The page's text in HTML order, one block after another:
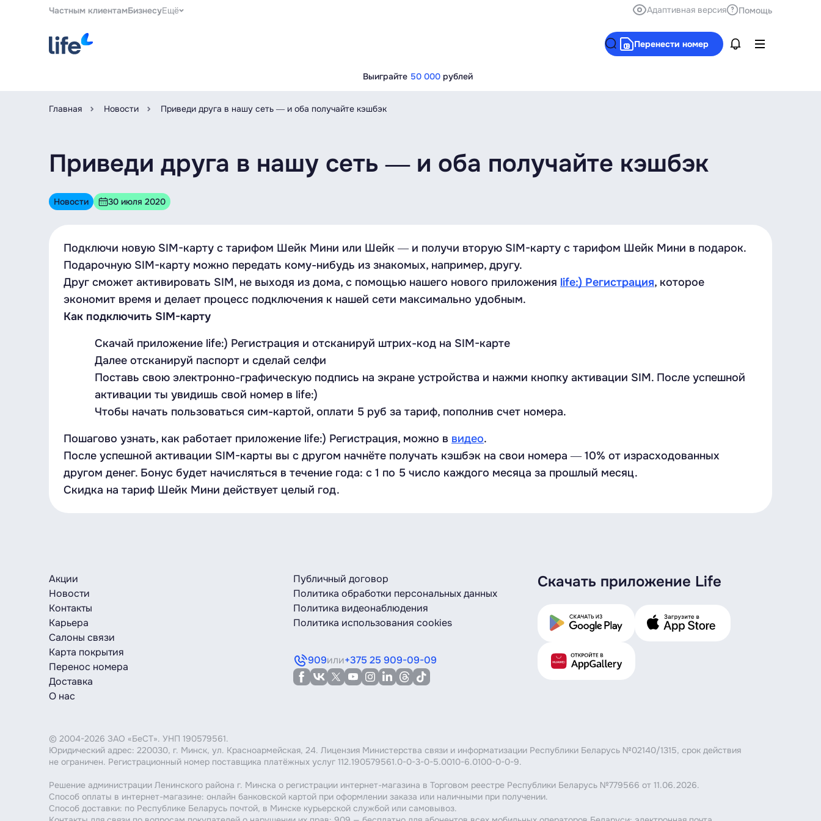
Частным клиентамБизнесуЕщё Адаптивная версия Помощь
Перенести номер
Выиграйте 50 000 рублей
Главная Новости Приведи друга в нашу сеть ― и оба получайте кэшбэк
Приведи друга в нашу сеть ― и оба получайте кэшбэк
Новости 30 июля 2020
Подключи новую SIM-карту с тарифом Шейк Мини или Шейк ― и получи вторую SIM-карту с тарифом Шейк Мини в подарок.
Подарочную SIM-карту можно передать кому-нибудь из знакомых, например, другу.
Друг сможет активировать SIM, не выходя из дома, с помощью нашего нового приложения life:) Регистрация, которое
экономит время и делает процесс подключения к нашей сети максимально удобным.
Как подключить SIM-карту
Скачай приложение life:) Регистрация и отсканируй штрих-код на SIM-карте
Далее отсканируй паспорт и сделай селфи
Поставь свою электронно-графическую подпись на экране устройства и нажми кнопку активации SIM. После успешной
активации ты увидишь свой номер в life:)
Чтобы начать пользоваться сим-картой, оплати 5 руб за тариф, пополнив счет номера.
Пошагово узнать, как работает приложение life:) Регистрация, можно в видео.
После успешной активации SIM-карты вы с другом начнёте получать кэшбэк на свои номера ― 10% от израсходованных
другом денег. Бонус будет начисляться в течение года: с 1 по 5 число каждого месяца за прошлый месяц.
Скидка на тариф Шейк Мини действует целый год.
Акции
Новости
Контакты
Карьера
Салоны связи
Карта покрытия
Перенос номера
Доставка
О нас
Публичный договор
Политика обработки персональных данных
Политика видеонаблюдения
Политика использования cookies
909или+375 25 909-09-09
Скачать приложение Life
© 2004-2026 ЗАО «БеСТ». УНП 190579561.
Юридический адрес: 220030, г. Минск, ул. Красноармейская, 24. Лицензия Министерства связи и информатизации Республики Беларусь №02140/1315, срок действия
не ограничен. Регистрационный номер поставщика платёжных услуг 112.190579561.0-0-3-0-5.0010-6.0100-0-0-9.
Решение администрации Ленинского района г. Минска о регистрации интернет-магазина в Торговом реестре Республики Беларусь №779566 от 11.06.2026.
Способ оплаты в интернет-магазине: онлайн банковской картой при оформлении заказа или наличными при получении.
Способ доставки: по Республике Беларусь почтой, в Минске курьерской службой или самовывоз.